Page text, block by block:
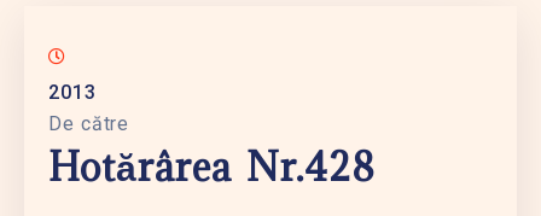
2013
De către
Hotărârea Nr.428